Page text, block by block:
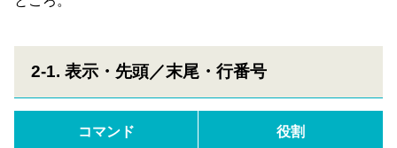
2-1. 表示・先頭／末尾・行番号
コマンド 役割